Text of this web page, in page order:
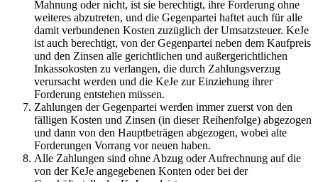
Mahnung oder nicht, ist sie berechtigt, ihre Forderung ohne
weiteres abzutreten, und die Gegenpartei haftet auch für alle
damit verbundenen Kosten zuzüglich der Umsatzsteuer. KeJe
ist auch berechtigt, von der Gegenpartei neben dem Kaufpreis
und den Zinsen alle gerichtlichen und außergerichtlichen
Inkassokosten zu verlangen, die durch Zahlungsverzug
verursacht werden und die KeJe zur Einziehung ihrer
Forderung entstehen müssen.
Zahlungen der Gegenpartei werden immer zuerst von den
fälligen Kosten und Zinsen (in dieser Reihenfolge) abgezogen
und dann von den Hauptbeträgen abgezogen, wobei alte
Forderungen Vorrang vor neuen haben.
Alle Zahlungen sind ohne Abzug oder Aufrechnung auf die
von der KeJe angegebenen Konten oder bei der